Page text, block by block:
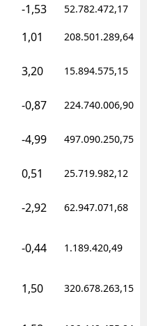
-1,53 52.782.472,17
1,01 208.501.289,64
3,20 15.894.575,15
-0,87 224.740.006,90
-4,99 497.090.250,75
0,51 25.719.982,12
-2,92 62.947.071,68
-0,44 1.189.420,49
1,50 320.678.263,15